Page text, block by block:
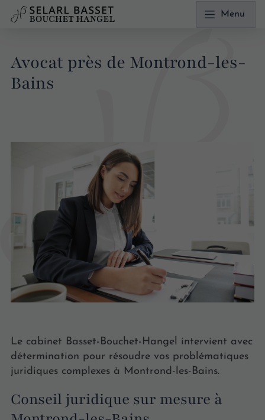
Menu
Avocat près de Montrond-les-
Bains
Le cabinet Basset-Bouchet-Hangel intervient avec
détermination pour résoudre vos problématiques
juridiques complexes à Montrond-les-Bains.
Conseil juridique sur mesure à